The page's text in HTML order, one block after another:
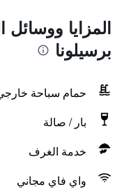
المزايا
برسيلونا
حمام سباحة
بار / صالة
خدمة الغرف
واي فاي مجاني